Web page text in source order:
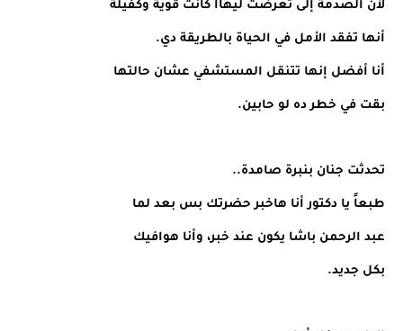
لأن الصدمة إلى تعرضت ليهاا كانت قوية وكفيلة
أنها تفقد الأمل في الحياة بالطريقة دي.
أنا أفضل إنها تتنقل المستشفي عشان حالتها
بقت في خطر ده لو حابين.
تحدثت جنان بنبرة صامدة..
طبعاً يا دكتور أنا هاخبر حضرتك بس بعد لما
عبد الرحمن باشا يكون عند خبر، وأنا هوافيك
بكل جديد.